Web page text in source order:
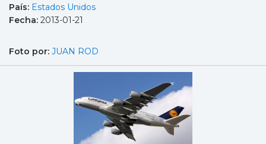
País: Estados Unidos
Fecha: 2013-01-21
Foto por: JUAN ROD